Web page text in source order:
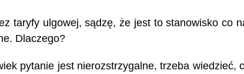
taryfy ulgowej, sądzę, że jest to stanowisko co
Dlaczego?
pytanie jest nierozstrzygalne, trzeba wiedzieć,